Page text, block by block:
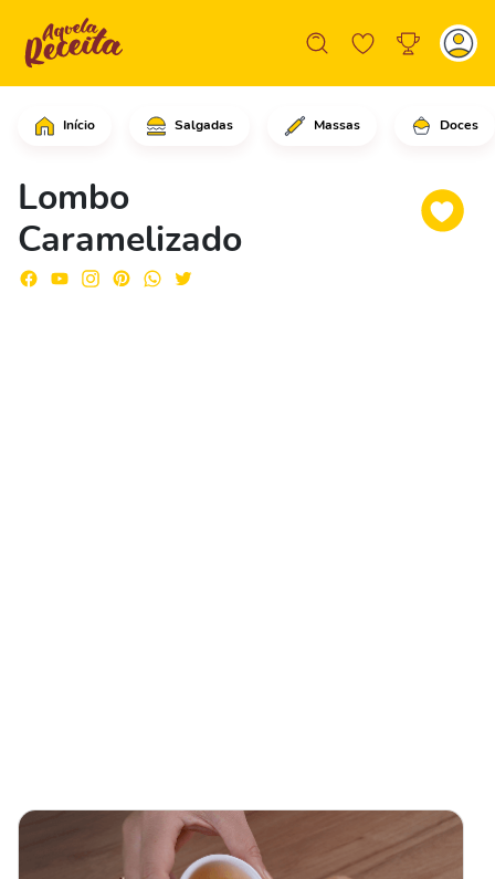
Início Salgadas Massas Doces
Lombo
Caramelizado
Comece cortando a carne suína em